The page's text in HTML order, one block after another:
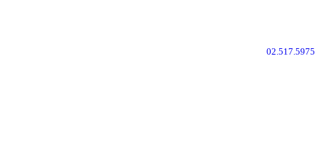
02.517.5975